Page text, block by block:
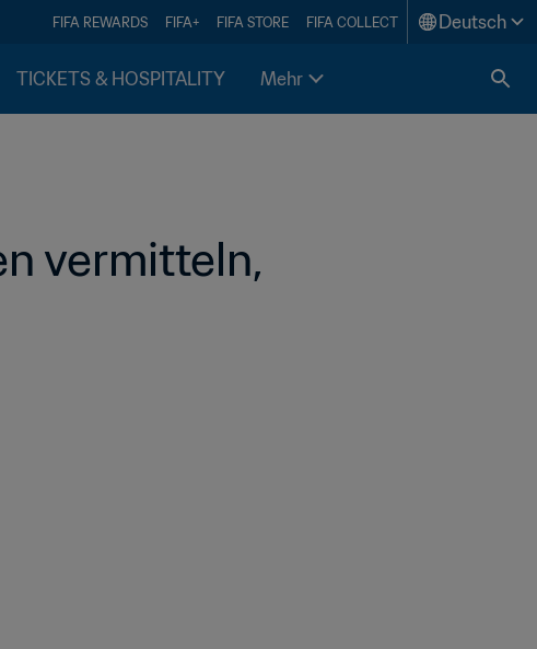
FIFA REWARDS FIFA+ FIFA STORE FIFA COLLECT Deutsch
TICKETS & HOSPITALITY Mehr
vermitteln,